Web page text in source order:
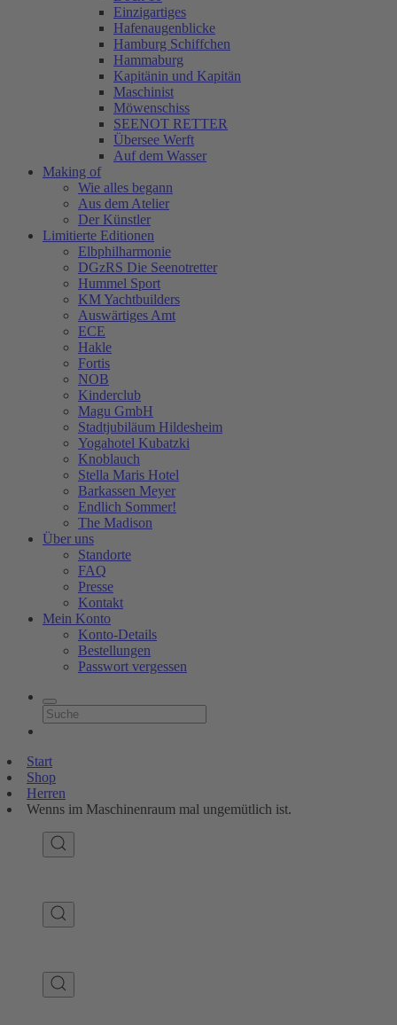
Einzigartiges
Hafenaugen­blicke
Hamburg Schiffchen
Hammaburg
Kapitänin und Kapitän
Maschinist
Möwenschiss
SEENOT RETTER
Übersee Werft
Auf dem Wasser
Making of
Wie alles begann
Aus dem Atelier
Der Künstler
Limitierte Editionen
Elbphilharmonie
DGzRS Die Seenotretter
Hummel Sport
KM Yachtbuilders
Auswärtiges Amt
ECE
Hakle
Fortis
NOB
Kinderclub
Magu GmbH
Stadtjubiläum Hildesheim
Yogahotel Kubatzki
Knoblauch
Stella Maris Hotel
Barkassen Meyer
Endlich Sommer!
The Madison
Über uns
Standorte
FAQ
Presse
Kontakt
Mein Konto
Konto-Details
Bestellungen
Passwort vergessen
Start
Shop
Herren
Wenns im Maschinenraum mal ungemütlich ist.